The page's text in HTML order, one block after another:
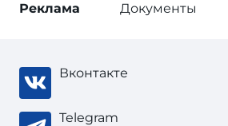
Реклама Документы
Вконтакте
Telegram